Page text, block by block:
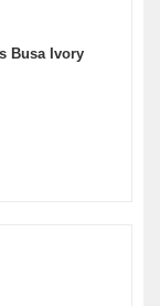
Busa Ivory